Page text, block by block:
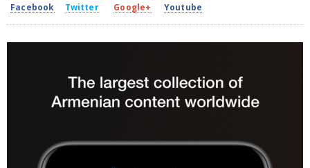
Facebook Twitter Google+ Youtube